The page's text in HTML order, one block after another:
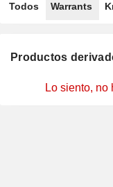
Todos Warrants
Productos
Lo siento, no